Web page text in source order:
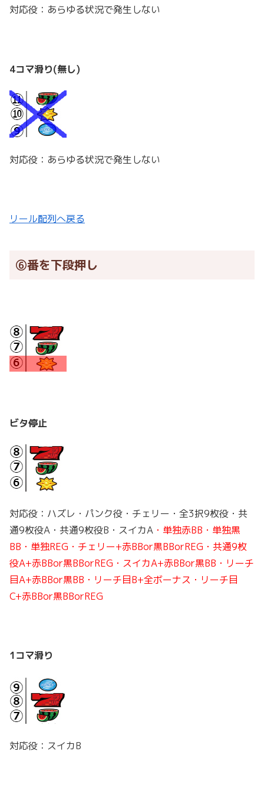
対応役：あらゆる状況で発生しない
4コマ滑り(無し)
対応役：あらゆる状況で発生しない
リール配列へ戻る
⑥番を下段押し
ビタ停止
対応役： ハズレ・パンク役・チェリー・全3択9枚役・共
通9枚役A・共通9枚役B・スイカA ・単独赤BB・単独黒
BB・単独REG・チェリー+赤BBor黒BBorREG ・共通9枚
役A+赤BBor黒BBorREG・スイカA+赤BBor黒BB・リーチ
目A+赤BBor黒BB・リーチ目B+全ボーナス・リーチ目
C+赤BBor黒BBorREG
1コマ滑り
対応役：スイカB